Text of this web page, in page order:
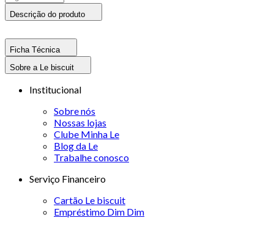
Descrição do produto
Ficha Técnica
Sobre a Le biscuit
Institucional
Sobre nós
Nossas lojas
Clube Minha Le
Blog da Le
Trabalhe conosco
Serviço Financeiro
Cartão Le biscuit
Empréstimo Dim Dim